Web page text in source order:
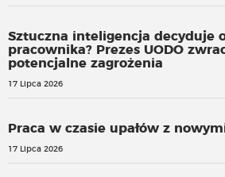
Sztuczna inteligencja decyduje
pracownika? Prezes UODO
potencjalne zagrożenia
17 Lipca 2026
Praca w czasie upałów z
17 Lipca 2026